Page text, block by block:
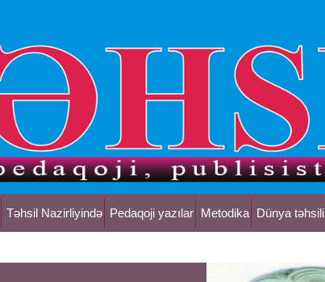
Təhsil Nazirliyində Pedaqoji yazılar Metodika Dünya təhsili